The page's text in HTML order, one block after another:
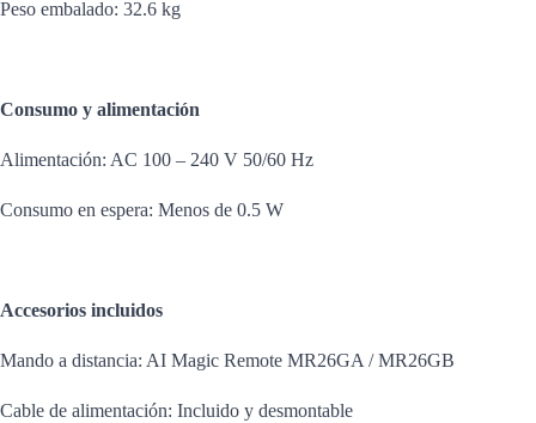
Peso embalado: 32.6 kg
Consumo y alimentación
Alimentación: AC 100 – 240 V 50/60 Hz
Consumo en espera: Menos de 0.5 W
Accesorios incluidos
Mando a distancia: AI Magic Remote MR26GA / MR26GB
Cable de alimentación: Incluido y desmontable